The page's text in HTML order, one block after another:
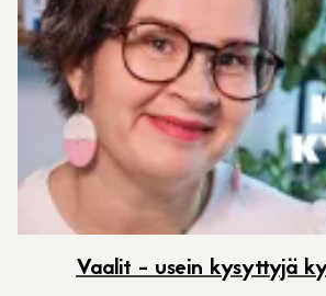
Vaalit - usein kysyttyjä